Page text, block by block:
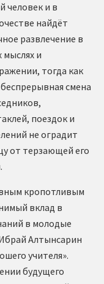
человек и в
найдёт
развлечение в
мыслях и
тогда как
смена
поездок и
не оградит
от терзающей его
кропотливым
вклад в
в молодые
Алтынсарин
учителя».
будущего